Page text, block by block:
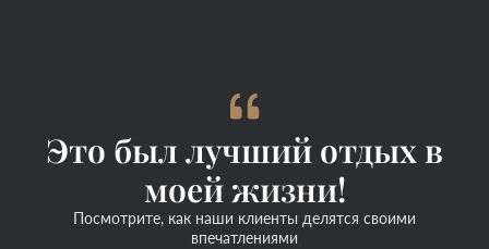
Это был лучший отдых в
моей жизни!
Посмотрите, как наши клиенты делятся своими
впечатлениями